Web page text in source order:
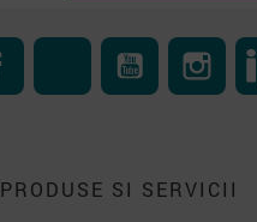
FacebookRSS YouTube
PRODUSE SI SERVICII